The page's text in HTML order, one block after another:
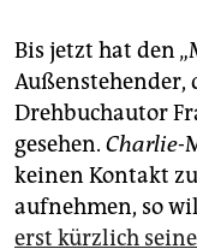
Bis jetzt hat den
Außenstehender,
Drehbuchautor
gesehen. Charlie-
keinen Kontakt
aufnehmen, so
erst kürzlich